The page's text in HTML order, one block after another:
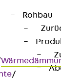
Rohbau
/